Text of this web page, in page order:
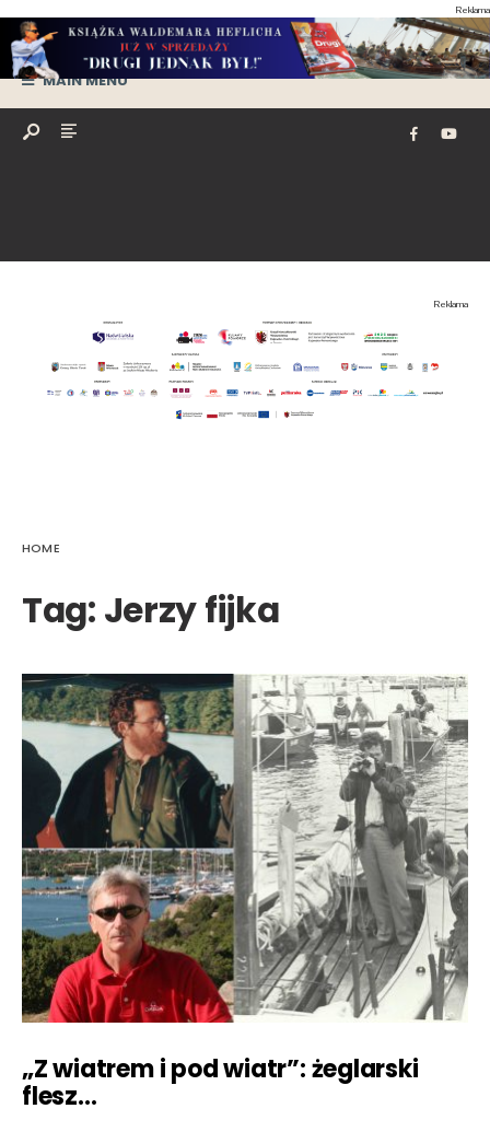
Reklama
MAIN MENU
Reklama
HOME
Tag: Jerzy fijka
„Z wiatrem i pod wiatr”: żeglarski
flesz…